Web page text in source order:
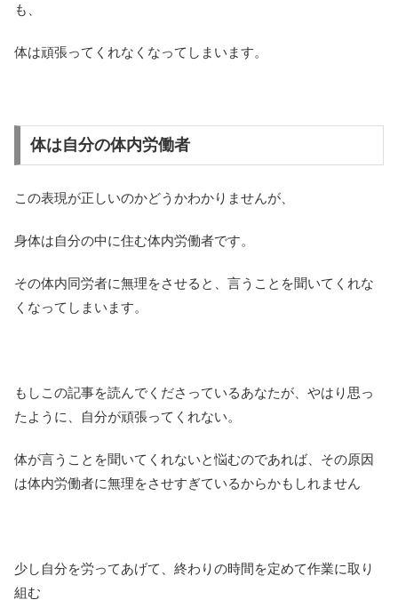
も、
体は頑張ってくれなくなってしまいます。
体は自分の体内労働者
この表現が正しいのかどうかわかりませんが、
身体は自分の中に住む体内労働者です。
その体内同労者に無理をさせると、言うことを聞いてくれな
くなってしまいます。
もしこの記事を読んでくださっているあなたが、やはり思っ
たように、自分が頑張ってくれない。
体が言うことを聞いてくれないと悩むのであれば、その原因
は体内労働者に無理をさせすぎているからかもしれません
少し自分を労ってあげて、終わりの時間を定めて作業に取り
組む